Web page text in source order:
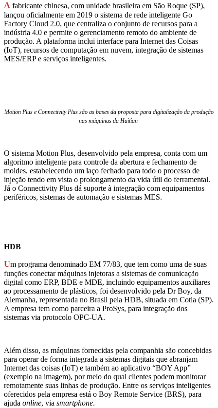
A fabricante chinesa, com unidade brasileira em São Roque (SP),
lançou oficialmente em 2019 o sistema de rede inteligente Go
Factory Cloud 2.0, que centraliza o conjunto de recursos para a
indústria 4.0 e permite o gerenciamento remoto do ambiente de
produção. A plataforma inclui interface para Internet das Coisas
(IoT), recursos de computação em nuvem, integração de sistemas
MES/ERP e serviços inteligentes.
Motion Plus e Connectivity Plus são as bases da proposta para digitalização da produção
nas máquinas da Haitian
O sistema Motion Plus, desenvolvido pela empresa, conta com um
algoritmo inteligente para controle da abertura e fechamento de
moldes, estabelecendo um laço fechado para todo o processo de
injeção tendo em vista o prolongamento da vida útil do ferramental.
Já o Connectivity Plus dá suporte à integração com equipamentos
periféricos, sistemas de automação e sistemas MES.
HDB
Um programa denominado EM 77/83, que tem como uma de suas
funções conectar máquinas injetoras a sistemas de comunicação
digital como ERP, BDE e MDE, incluindo equipamentos auxiliares
ao processamento de plásticos, foi desenvolvido pela Dr Boy, da
Alemanha, representada no Brasil pela HDB, situada em Cotia (SP).
A empresa tem como parceira a ProSys, para integração dos
sistemas via protocolo OPC-UA.
Além disso, as máquinas fornecidas pela companhia são concebidas
para operar de forma integrada a sistemas digitais que abranjam
Internet das coisas (IoT) e também ao aplicativo “BOY App”
(exemplo na imagem), por meio do qual clientes podem monitorar
remotamente suas linhas de produção. Entre os serviços inteligentes
oferecidos pela empresa está o Boy Remote Service (BRS), para
ajuda online, via smartphone.